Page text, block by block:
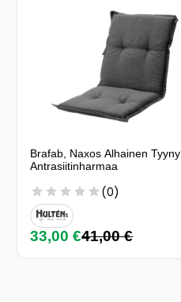
Brafab, Naxos Alhainen Tyyny
Antrasiitinharmaa
(0)
33,00 €41,00 €